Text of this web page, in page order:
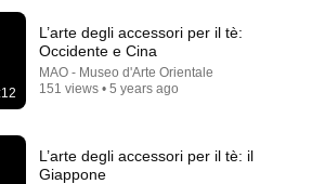
Pu'er Tea | How to make Shou
Tea style | ZhenTea
L’arte degli accessori per il tè:
Occidente e Cina
MAO - Museo d'Arte Orientale
151 views • 5 years ago
L’arte degli accessori per il tè: il
Giappone